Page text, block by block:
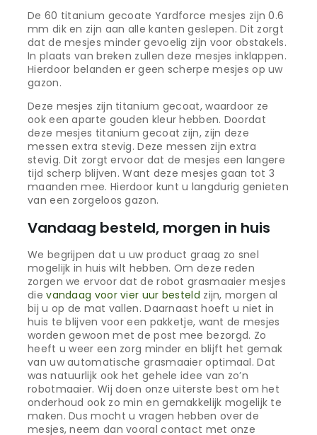
De 60 titanium gecoate Yardforce mesjes zijn 0.6
mm dik en zijn aan alle kanten geslepen. Dit zorgt
dat de mesjes minder gevoelig zijn voor obstakels.
In plaats van breken zullen deze mesjes inklappen.
Hierdoor belanden er geen scherpe mesjes op uw
gazon.
Deze mesjes zijn titanium gecoat, waardoor ze
ook een aparte gouden kleur hebben. Doordat
deze mesjes titanium gecoat zijn, zijn deze
messen extra stevig. Deze messen zijn extra
stevig. Dit zorgt ervoor dat de mesjes een langere
tijd scherp blijven. Want deze mesjes gaan tot 3
maanden mee. Hierdoor kunt u langdurig genieten
van een zorgeloos gazon.
Vandaag besteld, morgen in huis
We begrijpen dat u uw product graag zo snel
mogelijk in huis wilt hebben. Om deze reden
zorgen we ervoor dat de robot grasmaaier mesjes
dievandaag voor vier uur besteld zijn, morgen al
bij u op de mat vallen. Daarnaast hoeft u niet in
huis te blijven voor een pakketje, want de mesjes
worden gewoon met de post mee bezorgd. Zo
heeft u weer een zorg minder en blijft het gemak
van uw automatische grasmaaier optimaal. Dat
was natuurlijk ook het gehele idee van zo’n
robotmaaier. Wij doen onze uiterste best om het
onderhoud ook zo min en gemakkelijk mogelijk te
maken. Dus mocht u vragen hebben over de
mesjes, neem dan vooral contact met onze